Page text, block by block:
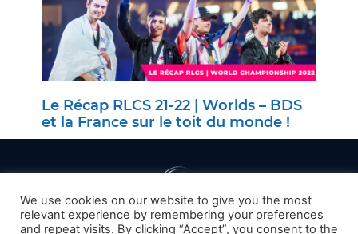
Le Récap RLCS 21-22 | Worlds – BDS
et la France sur le toit du monde !
We use cookies on our website to give you the most
relevant experience by remembering your preferences
and repeat visits. By clicking “Accept”, you consent to the